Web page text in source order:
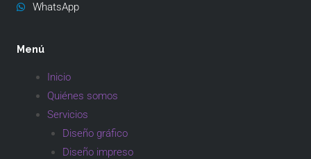
WhatsApp
Menú
Inicio
Quiénes somos
Servicios
Diseño gráfico
Diseño impreso